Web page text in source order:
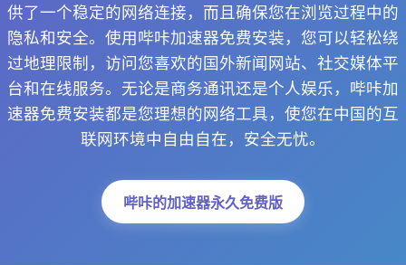
供了一个稳定的网络连接，而且确保您在浏览过程中的
隐私和安全。使用哔咔加速器免费安装，您可以轻松绕
过地理限制，访问您喜欢的国外新闻网站、社交媒体平
台和在线服务。无论是商务通讯还是个人娱乐，哔咔加
速器免费安装都是您理想的网络工具，使您在中国的互
联网环境中自由自在，安全无忧。
哔咔的加速器永久免费版